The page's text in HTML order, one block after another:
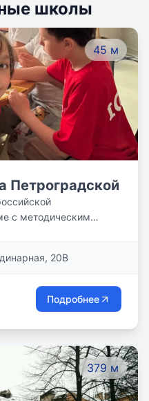
школы
45 м
Петроградской
с методическим
20В
Подробнее
379 м